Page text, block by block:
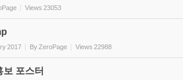
Views 23053
2017 By ZeroPage Views 22988
포스터